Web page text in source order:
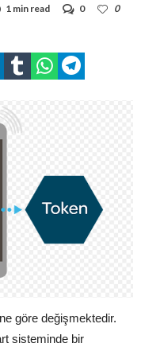
1 min read 0
0
göre değişmektedir.
sisteminde bir